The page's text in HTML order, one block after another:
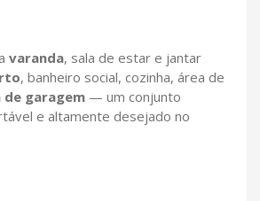
varanda, sala de estar e jantar
, banheiro social, cozinha, área de
de garagem — um conjunto
e altamente desejado no